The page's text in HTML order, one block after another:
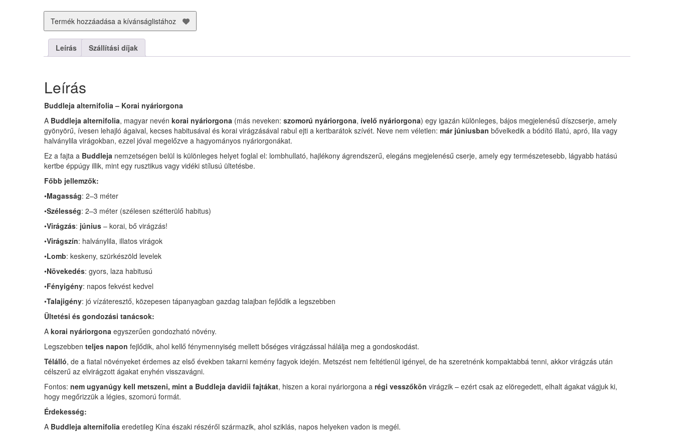
40-
60
cm
mennyiség
Termék hozzáadása a kívánságlistához
Leírás Szállítási díjak
Leírás
Buddleja alternifolia – Korai nyáriorgona
A Buddleja alternifolia, magyar nevén korai nyáriorgona (más neveken: szomorú nyáriorgona, ívelő nyáriorgona) egy igazán különleges, bájos megjelenésű díszcserje, amely
gyönyörű, ívesen lehajló ágaival, kecses habitusával és korai virágzásával rabul ejti a kertbarátok szívét. Neve nem véletlen: már júniusban bővelkedik a bódító illatú, apró, lila vagy
halványlila virágokban, ezzel jóval megelőzve a hagyományos nyáriorgonákat.
Ez a fajta a Buddleja nemzetségen belül is különleges helyet foglal el: lombhullató, hajlékony ágrendszerű, elegáns megjelenésű cserje, amely egy természetesebb, lágyabb hatású
kertbe éppúgy illik, mint egy rusztikus vagy vidéki stílusú ültetésbe.
Főbb jellemzők:
•Magasság: 2–3 méter
•Szélesség: 2–3 méter (szélesen szétterülő habitus)
•Virágzás: június – korai, bő virágzás!
•Virágszín: halványlila, illatos virágok
•Lomb: keskeny, szürkészöld levelek
•Növekedés: gyors, laza habitusú
•Fényigény: napos fekvést kedvel
•Talajigény: jó vízáteresztő, közepesen tápanyagban gazdag talajban fejlődik a legszebben
Ültetési és gondozási tanácsok:
A korai nyáriorgona egyszerűen gondozható növény.
Legszebben teljes napon fejlődik, ahol kellő fénymennyiség mellett bőséges virágzással hálálja meg a gondoskodást.
Télálló, de a fiatal növényeket érdemes az első években takarni kemény fagyok idején. Metszést nem feltétlenül igényel, de ha szeretnénk kompaktabbá tenni, akkor virágzás után
célszerű az elvirágzott ágakat enyhén visszavágni.
Fontos: nem ugyanúgy kell metszeni, mint a Buddleja davidii fajtákat, hiszen a korai nyáriorgona a régi vesszőkön virágzik – ezért csak az elöregedett, elhalt ágakat vágjuk ki,
hogy megőrizzük a légies, szomorú formát.
Érdekesség:
A Buddleja alternifolia eredetileg Kína északi részéről származik, ahol sziklás, napos helyeken vadon is megél.